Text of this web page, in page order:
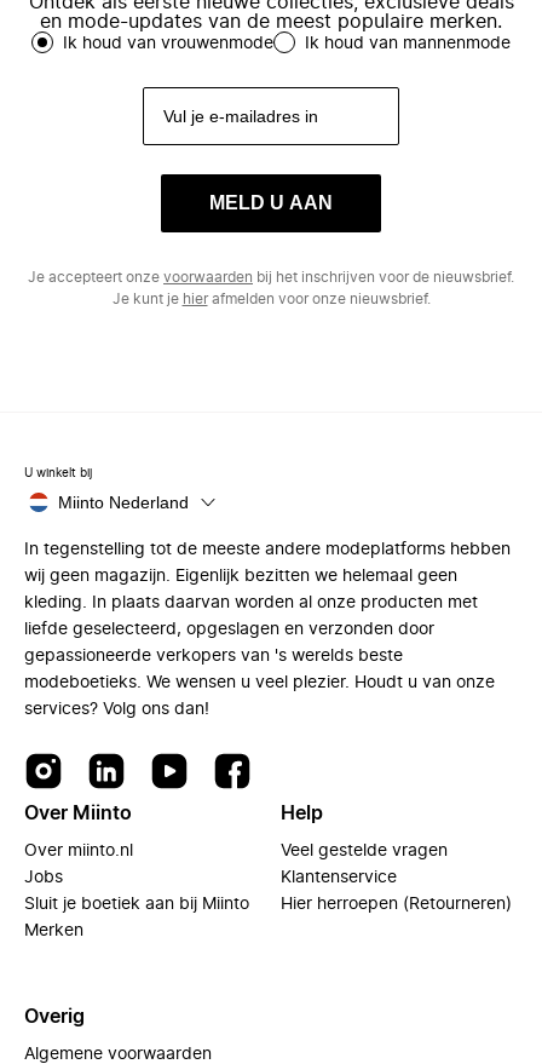
en mode-updates van de meest populaire merken.
Ik houd van vrouwenmode Ik houd van mannenmode
MELD U AAN
Je accepteert onze voorwaarden bij het inschrijven voor de nieuwsbrief.
Je kunt je hierafmelden voor onze nieuwsbrief.
U winkelt bij
Miinto Nederland
In tegenstelling tot de meeste andere modeplatforms hebben
wij geen magazijn. Eigenlijk bezitten we helemaal geen
kleding. In plaats daarvan worden al onze producten met
liefde geselecteerd, opgeslagen en verzonden door
gepassioneerde verkopers van 's werelds beste
modeboetieks. We wensen u veel plezier. Houdt u van onze
services? Volg ons dan!
Over Miinto
Over miinto.nl
Jobs
Sluit je boetiek aan bij Miinto
Merken
Help
Veel gestelde vragen
Klantenservice
Hier herroepen (Retourneren)
Overig
Algemene voorwaarden